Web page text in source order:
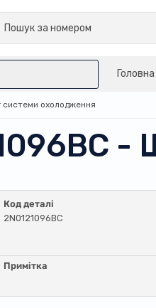
Головна
системи охолодження
Код деталі
2N0121096BC
Примітка